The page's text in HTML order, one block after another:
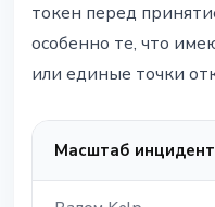
токен перед
особенно те, что
или единые точки
Масштаб